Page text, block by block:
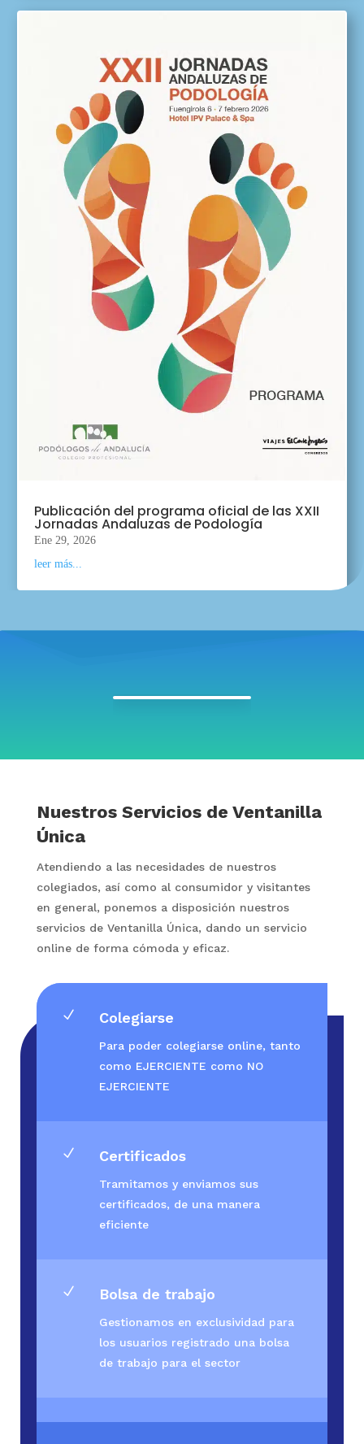
Publicación del programa oficial de las XXII
Jornadas Andaluzas de Podología
Ene 29, 2026
leer más...
Nuestros Servicios de Ventanilla
Única
Atendiendo a las necesidades de nuestros
colegiados, así como al consumidor y visitantes
en general, ponemos a disposición nuestros
servicios de Ventanilla Única, dando un servicio
online de forma cómoda y eficaz.
N Colegiarse
Para poder colegiarse online, tanto
como EJERCIENTE como NO
EJERCIENTE
N Certificados
Tramitamos y enviamos sus
certificados, de una manera
eficiente
N Bolsa de trabajo
Gestionamos en exclusividad para
los usuarios registrado una bolsa
de trabajo para el sector